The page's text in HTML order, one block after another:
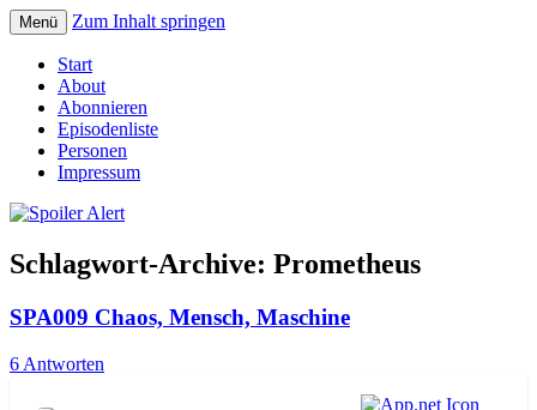
Spoiler Alert
Erfahrungshintergrund
Menü Zum Inhalt springen
Start
About
Abonnieren
Episodenliste
Personen
Impressum
Schlagwort-Archive: Prometheus
SPA009 Chaos, Mensch, Maschine
6 Antworten